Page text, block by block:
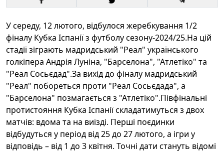
У середу, 12 лютого, відбулося жеребкування 1/2
фіналу Кубка Іспанії з футболу сезону-2024/25.На цій
стадії зіграють мадридський "Реал" українського
голкіпера Андрія Луніна, "Барселона", "Атлетіко" та
"Реал Сосьєдад".За вихід до фіналу мадридський
"Реал" побореться проти "Реал Сосьєдада", а
"Барселона" позмагається з "Атлетіко".Півфінальні
протистояння Кубка Іспанії складатимуться з двох
матчів: вдома та на виїзді. Перші поєдинки
відбудуться у період від 25 до 27 лютого, а ігри у
відповідь – від 1 до 3 квітня. Точні дати стануть відомі